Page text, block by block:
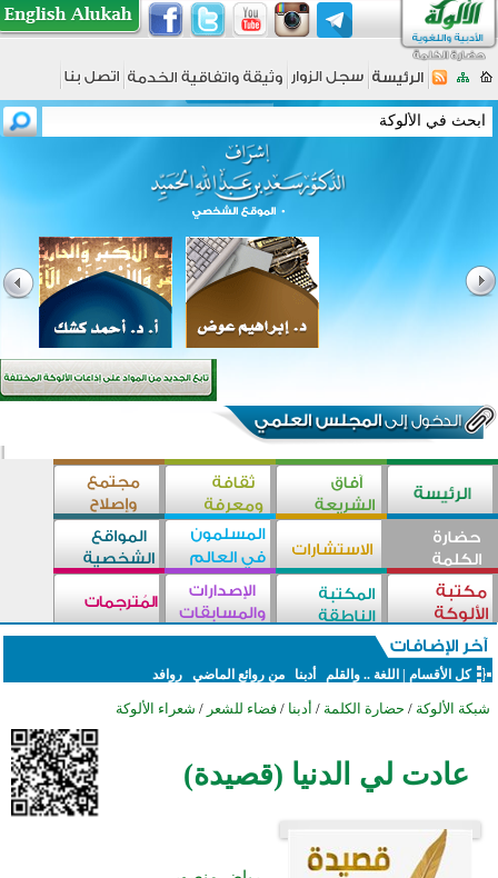
كل الأقسام اللغة .. والقلم أدبنا من روائع الماضي روافد
شبكة الألوكة / حضارة الكلمة / أدبنا / فضاء للشعر / شعراء الألوكة
عادت لي الدنيا (قصيدة)